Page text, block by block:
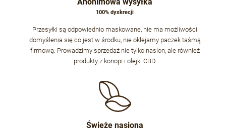
100% dyskrecji
Przesyłki są odpowiednio maskowane, nie ma możliwości
domyślenia się co jest w środku, nie oklejamy paczek taśmą
firmową. Prowadzimy sprzedaż nie tylko nasion, ale również
produkty z konopi i olejki CBD
Świeże nasiona